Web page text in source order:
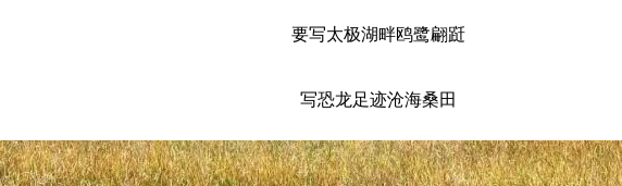
要写太极湖畔鸥鹭翩跹
写恐龙足迹沧海桑田